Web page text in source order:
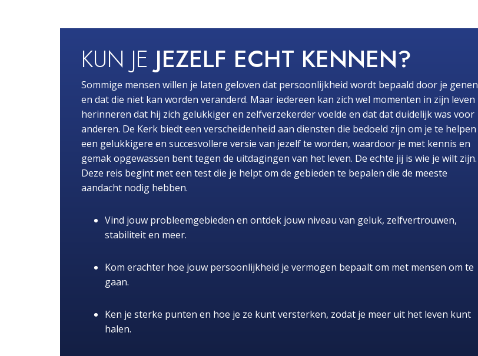
KUN JE JEZELF ECHT KENNEN?
Sommige mensen willen je laten geloven dat persoonlijkheid wordt bepaald door je genen
en dat die niet kan worden veranderd. Maar iedereen kan zich wel momenten in zijn leven
herinneren dat hij zich gelukkiger en zelfverzekerder voelde en dat dat duidelijk was voor
anderen. De Kerk biedt een verscheidenheid aan diensten die bedoeld zijn om je te helpen
een gelukkigere en succesvollere versie van jezelf te worden, waardoor je met kennis en
gemak opgewassen bent tegen de uitdagingen van het leven. De echte jij is wie je wilt zijn.
Deze reis begint met een test die je helpt om de gebieden te bepalen die de meeste
aandacht nodig hebben.
Vind jouw probleemgebieden en ontdek jouw niveau van geluk, zelfvertrouwen,
stabiliteit en meer.
Kom erachter hoe jouw persoonlijkheid je vermogen bepaalt om met mensen om te
gaan.
Ken je sterke punten en hoe je ze kunt versterken, zodat je meer uit het leven kunt
halen.